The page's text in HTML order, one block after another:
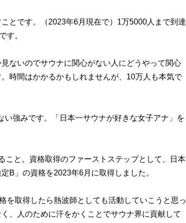
とです。（2023年6月現在で）1万5000人まで到達
す。
ないのでサウナに関心がない人にどうやって関心
時間はかかるかもしれませんが、10万人も本気で
い強みです。「日本一サウナが好きな女子アナ」を
こと。資格取得のファーストステップとして、日本
B」の資格を2023年6月に取得しました。
を取得したら熱波師としても活動していこうと思っ
、人のために汗をかくことでサウナ界に貢献して